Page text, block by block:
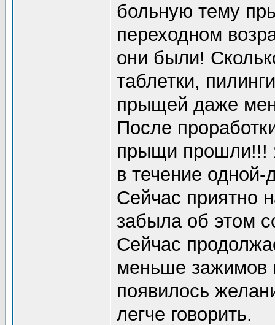
больную тему
переходном
они были!
таблетки,
прыщей даже
После
прыщи прошли!!!
в течение
Сейчас приятно
забыла об этом
Сейчас
меньше зажимов
появилось
легче говорить.